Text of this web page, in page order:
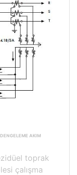
AKIM
toprak
çalışma